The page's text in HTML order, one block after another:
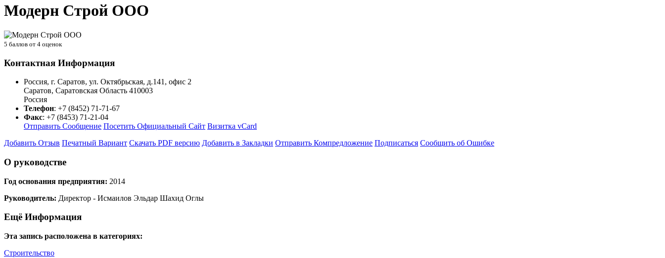
Модерн Строй ООО
5 баллов от 4 оценок
Контактная Информация
Россия, г. Саратов, ул. Октябрьская, д.141, офис 2
Саратов, Саратовская Область 410003
Россия
Телефон: +7 (8452) 71-71-67
Факс: +7 (8453) 71-21-04
Отправить Сообщение Посетить Официальный Сайт Визитка vCard
Добавить Отзыв Печатный Вариант Скачать PDF версию Добавить в Закладки Отправить Компредложение Подписаться Сообщить об Ошибке
О руководстве
Год основания предприятия: 2014
Руководитель: Директор - Исмаилов Эльдар Шахид Оглы
Ещё Информация
Эта запись расположена в категориях:
Строительство